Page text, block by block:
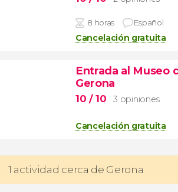
8 horas Español
Cancelación gratuita
Entrada al Museo
Gerona
10 / 10 3 opiniones
Cancelación gratuita
1 actividad cerca de Gerona